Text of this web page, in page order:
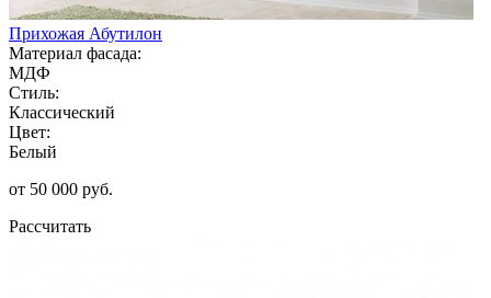
Прихожая Абутилон
Материал фасада:
МДФ
Стиль:
Классический
Цвет:
Белый
от 50 000 руб.
Рассчитать